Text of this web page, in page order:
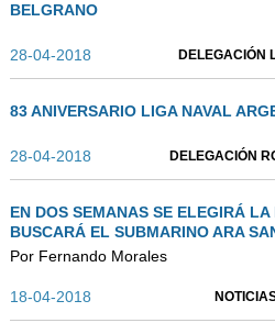
BELGRANO
28-04-2018 DELEGACIÓN
83 ANIVERSARIO LIGA NAVAL
28-04-2018 DELEGACIÓN
EN DOS SEMANAS SE ELEGIRÁ LA
BUSCARÁ EL SUBMARINO ARA
Por Fernando Morales
18-04-2018